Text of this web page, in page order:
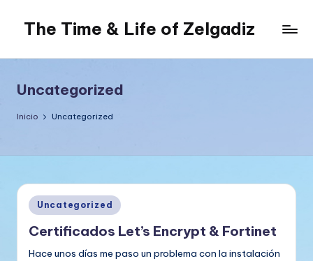
contenido
The Time & Life of Zelgadiz
Dream...
Uncategorized
Inicio Uncategorized
Publicado
en
Uncategorized
Certificados Let’s Encrypt & Fortinet
Hace unos días me paso un problema con la instalación